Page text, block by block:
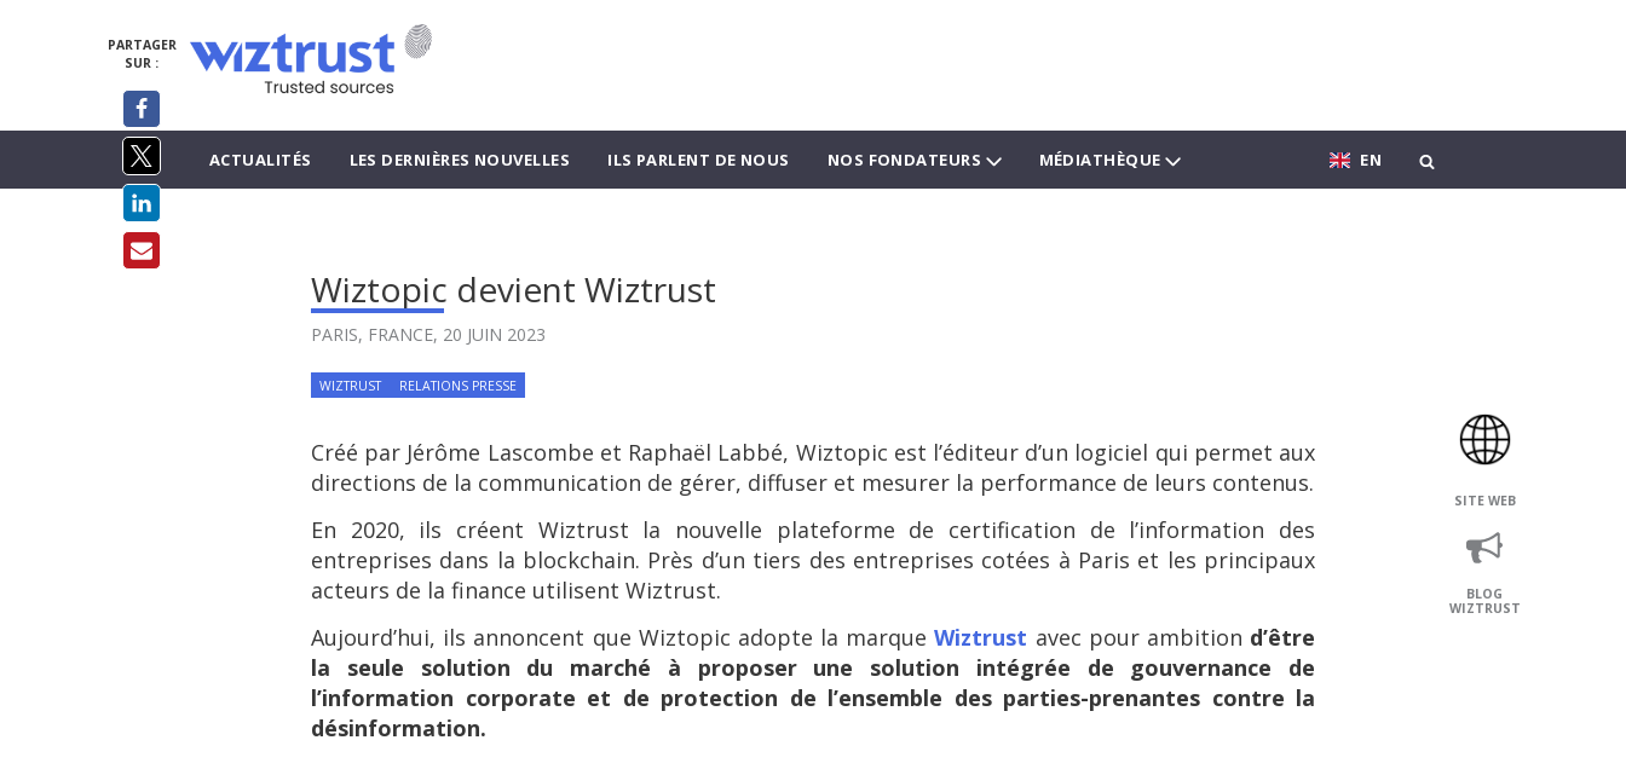
EN
ACTUALITÉS LES DERNIÈRES NOUVELLES ILS PARLENT DE NOUS NOS FONDATEURS MÉDIATHÈQUE
Wiztopic devient Wiztrust
PARIS, FRANCE, 20 JUIN 2023
WIZTRUST RELATIONS PRESSE
Créé par Jérôme Lascombe et Raphaël Labbé, Wiztopic est l’éditeur d’un logiciel qui permet aux
directions de la communication de gérer, diffuser et mesurer la performance de leurs contenus.
En 2020, ils créent Wiztrust la nouvelle plateforme de certification de l’information des
entreprises dans la blockchain. Près d’un tiers des entreprises cotées à Paris et les principaux
acteurs de la finance utilisent Wiztrust.
Aujourd’hui, ils annoncent que Wiztopic adopte la marqueWiztrust avec pour ambition d’être
la seule solution du marché à proposer une solution intégrée de gouvernance de
l’information corporate et de protection de l’ensemble des parties-prenantes contre la
désinformation.
PARTAGER
SUR :
SITE WEB
BLOG
WIZTRUST